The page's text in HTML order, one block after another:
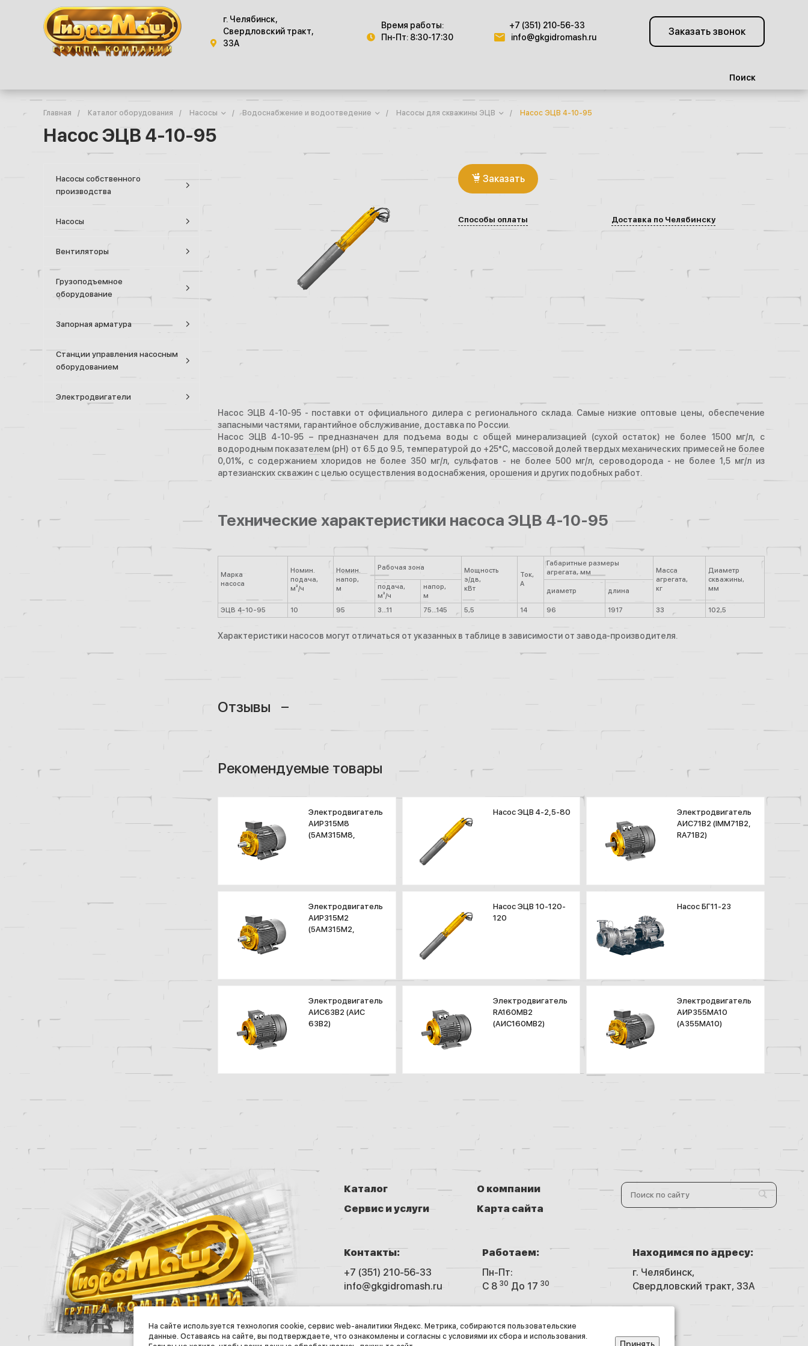
г. Челябинск,
Свердловский тракт,
33А
Время работы:
Пн-Пт: 8:30-17:30
+7 (351) 210-56-33
info@gkgidromash.ru
Заказать звонок
Поиск
Главная / Каталог оборудования / Насосы / Водоснабжение и водоотведение / Насосы для скважины ЭЦВ / Насос ЭЦВ 4-10-95
Насос ЭЦВ 4-10-95
Насосы собственного
производства
Насосы
Вентиляторы
Грузоподъемное
оборудование
Запорная арматура
Станции управления насосным
оборудованием
Электродвигатели
Заказать
Способы оплаты Доставка по Челябинску
Насос ЭЦВ 4-10-95 - поставки от официального дилера с регионального склада. Самые низкие оптовые цены, обеспечение
запасными частями, гарантийное обслуживание, доставка по России.
Насос ЭЦВ 4-10-95 – предназначен для подъема воды с общей минерализацией (сухой остаток) не более 1500 мг/л, с
водородным показателем (рН) от 6.5 до 9.5, температурой до +25°С, массовой долей твердых механических примесей не более
0,01%, с содержанием хлоридов не более 350 мг/л, сульфатов - не более 500 мг/л, сероводорода - не более 1,5 мг/л из
артезианских скважин с целью осуществления водоснабжения, орошения и других подобных работ.
Технические характеристики насоса ЭЦВ 4-10-95
Марка
насоса
Номин.
подача,
м³/ч
Номин.
напор,
м
Рабочая зона
Мощность
э/дв,
кВт
Ток,
А
Габаритные размеры
агрегата, мм
Масса
агрегата,
кг
Диаметр
скважины,
мм
подача,
м³/ч
напор,
м
диаметр длина
ЭЦВ 4-10-95 10 95 3…11 75…145 5,5 14 96 1917 33 102,5
Характеристики насосов могут отличаться от указанных в таблице в зависимости от завода-производителя.
Отзывы
Рекомендуемые товары
Электродвигатель
АИР315М8
(5АМ315М8,
Насос ЭЦВ 4-2,5-80
Электродвигатель
АИС71В2 (IMM71B2,
RA71B2)
Электродвигатель
АИР315М2
(5АМ315М2,
Насос ЭЦВ 10-120-
120
Насос БГ11-23
Электродвигатель
АИС63В2 (АИС
63В2)
Электродвигатель
RA160МB2
(АИС160МВ2)
Электродвигатель
АИР355МА10
(А355МА10)
Каталог
О компании
Сервис и услуги
Карта сайта
Контакты:
+7 (351) 210-56-33
info@gkgidromash.ru
Работаем:
Пн-Пт:
C 8 30 До 17 30
Находимся по адресу:
г. Челябинск,
Свердловский тракт, 33А
На сайте используется технология cookie, сервис web-аналитики Яндекс. Метрика, собираются пользовательские
данные. Оставаясь на сайте, вы подтверждаете, что ознакомлены и согласны с условиями их сбора и использования.